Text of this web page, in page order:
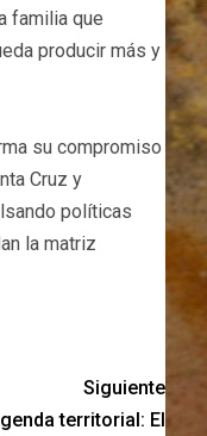
familia que
producir más y
su compromiso
Cruz y
políticas
la matriz
Siguiente
territorial: El